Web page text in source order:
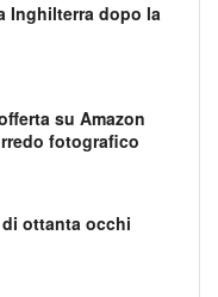
Inghilterra dopo la
su Amazon
fotografico
ottanta occhi